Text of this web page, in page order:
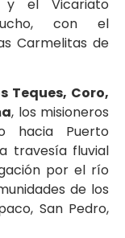
y el Vicariato
con el
Carmelitas de
Teques, Coro,
, los misioneros
hacia Puerto
travesía fluvial
por el río
de los
San Pedro,